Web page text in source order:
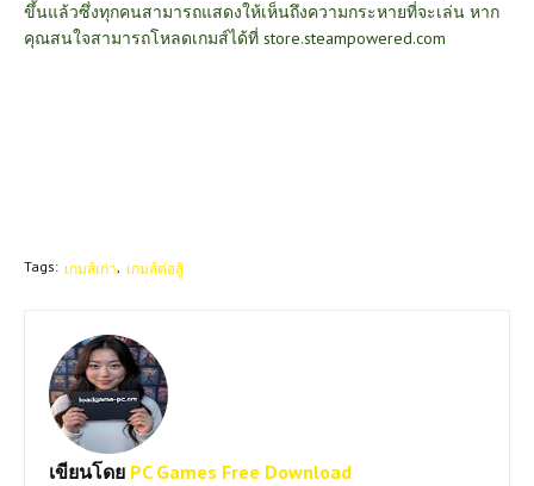
ขึ้นแล้วซึ่งทุกคนสามารถแสดงให้เห็นถึงความกระหายที่จะเล่น หาก
คุณสนใจสามารถโหลดเกมส์ได้ที่ store.steampowered.com
Tags: เกมส์เก่า เกมส์ต่อสู้
เขียนโดย PC Games Free Download